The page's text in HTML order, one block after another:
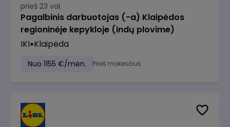
prieš 23 val.
Pagalbinis darbuotojas (-a) Klaipėdos
regioninėje kepykloje (indų plovime)
IKI Klaipėda
Nuo 1155 €/mėn. Prieš mokesčius